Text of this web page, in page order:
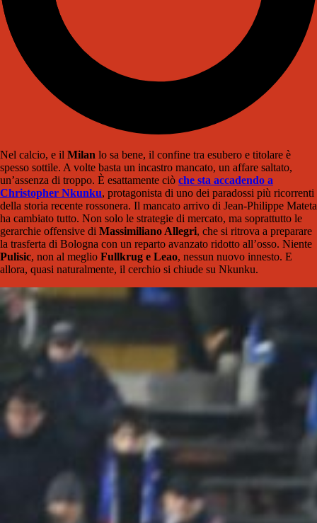
Nel calcio, e il Milan lo sa bene, il confine tra esubero e titolare è
spesso sottile. A volte basta un incastro mancato, un affare saltato,
un’assenza di troppo. È esattamente ciò che sta accadendo a
Christopher Nkunku, protagonista di uno dei paradossi più ricorrenti
della storia recente rossonera. Il mancato arrivo di Jean-Philippe Mateta
ha cambiato tutto. Non solo le strategie di mercato, ma soprattutto le
gerarchie offensive di Massimiliano Allegri, che si ritrova a preparare
la trasferta di Bologna con un reparto avanzato ridotto all’osso. Niente
Pulisic, non al meglio Fullkrug e Leao, nessun nuovo innesto. E
allora, quasi naturalmente, il cerchio si chiude su Nkunku.